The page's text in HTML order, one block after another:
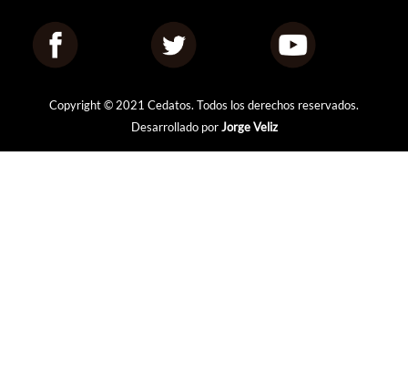
Copyright © 2021 Cedatos. Todos los derechos reservados.
Desarrollado porJorge Veliz